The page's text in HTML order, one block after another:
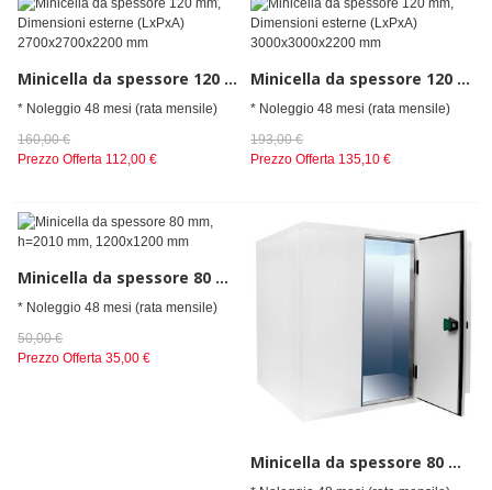
Minicella da spessore 120 mm, Dimensioni esterne (LxPxA) 2700x2700x2200 mm
* Noleggio 48 mesi (rata mensile)
160,00 €
Prezzo Offerta 112,00 €
Minicella da spessore 120 mm, Dimensioni esterne (LxPxA) 3000x3000x2200 mm
* Noleggio 48 mesi (rata mensile)
193,00 €
Prezzo Offerta 135,10 €
Minicella da spessore 80 mm, h=2010 mm, 1200x1200 mm
* Noleggio 48 mesi (rata mensile)
50,00 €
Prezzo Offerta 35,00 €
Minicella da spessore 80 mm, h=2010 mm, 1200x2400 mm